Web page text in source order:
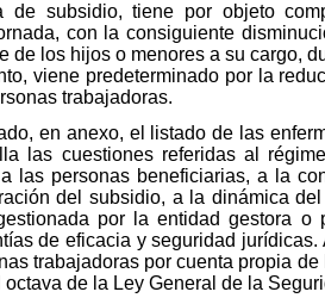
de subsidio, tiene por objeto
con la consiguiente
de los hijos o menores a su cargo,
viene predeterminado por la
trabajadoras.
en anexo, el listado de las
las cuestiones referidas al
las personas beneficiarias, a la
del subsidio, a la dinámica
por la entidad gestora
de eficacia y seguridad
trabajadoras por cuenta propia
de la Ley General de la